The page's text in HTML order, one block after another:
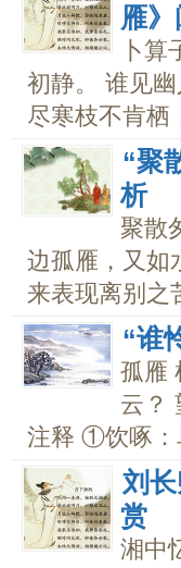
雁
卜
初静。 谁见
尽寒枝不肯栖
“聚
析
聚散
边孤雁，又如
来表现离别之
“谁
孤雁
云？
注释 ①饮啄：
刘
赏
湘中